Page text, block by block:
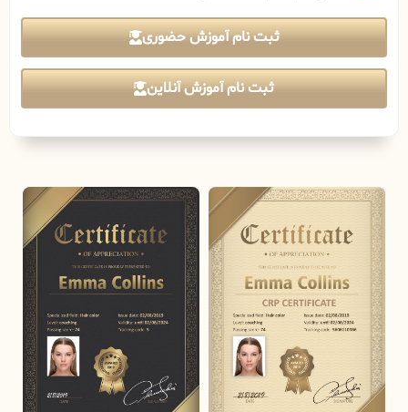
ثبت نام آموزش حضوری
ثبت نام آموزش آنلاین